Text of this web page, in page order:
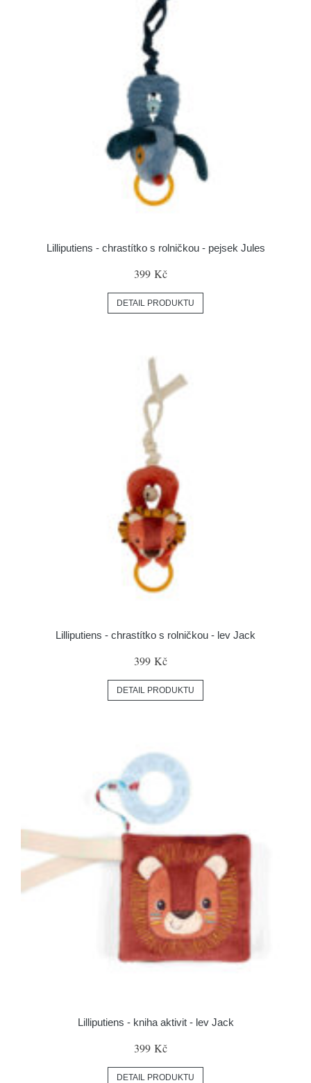
Lilliputiens - chrastítko s rolničkou - pejsek Jules
399 Kč
DETAIL PRODUKTU
Lilliputiens - chrastítko s rolničkou - lev Jack
399 Kč
DETAIL PRODUKTU
Lilliputiens - kniha aktivit - lev Jack
399 Kč
DETAIL PRODUKTU